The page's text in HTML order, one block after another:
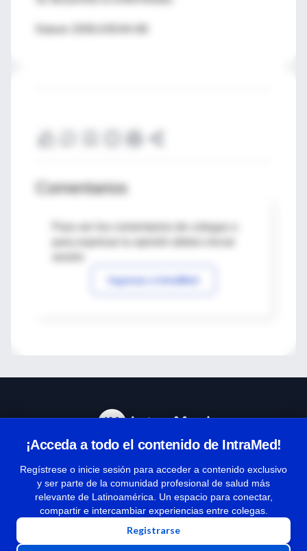
Comentarios
Para ver los comentarios de colegas o
Ingresar a IntraMed
¡Acceda a todo el contenido de IntraMed!
Regístrese o inicie sesión para acceder a contenido exclusivo
y ser parte de la comunidad profesional de salud más
relevante de Latinoamérica. Un espacio para conectar,
compartir e intercambiar experiencias entre colegas.
Registrarse
Términos y condiciones
| Políticas de privacidad
| Todos los derechos reservados | Copyright 1997-2026